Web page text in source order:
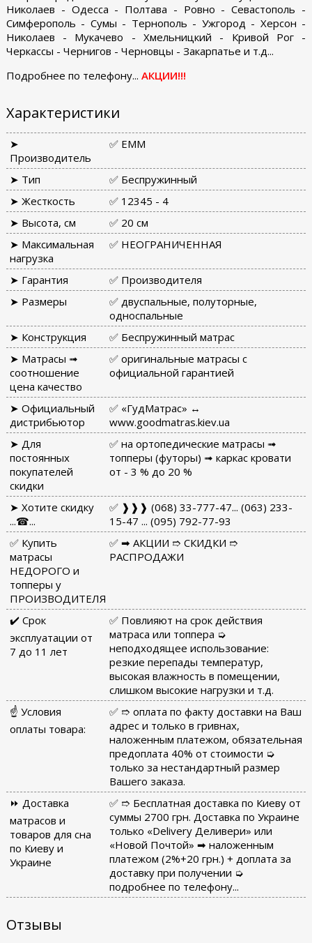
Николаев - Одесса - Полтава - Ровно - Севастополь -
Симферополь - Сумы - Тернополь - Ужгород - Херсон -
Николаев - Мукачево - Хмельницкий - Кривой Рог -
Черкассы - Чернигов - Черновцы - Закарпатье и т.д...
Подробнее по телефону... АКЦИИ!!!
Характеристики
➤
Производитель
✅ ЕММ
➤ Тип
✅ Беспружинный
➤ Жесткость
✅ 12345 - 4
➤ Высота, см
✅ 20 см
➤ Максимальная
нагрузка
✅ НЕОГРАНИЧЕННАЯ
➤ Гарантия
✅ Производителя
➤ Размеры
✅ двуспальные, полуторные,
односпальные
➤ Конструкция
✅ Беспружинный матрас
➤ Матрасы ➟
соотношение
цена качество
✅ оригинальные матрасы с
официальной гарантией
➤ Официальный
дистрибьютор
✅ «ГудМатрас» ↔
www.goodmatras.kiev.ua
➤ Для
постоянных
покупателей
скидки
✅ на ортопедические матрасы ➟
топперы (футоры) ➟ каркас кровати
от - 3 % до 20 %
➤ Хотите скидку
...☎...
✅ ❱❱❱ (068) 33-777-47... (063) 233-
15-47 ... (095) 792-77-93
✅ Купить
матрасы
НЕДОРОГО и
топперы у
ПРОИЗВОДИТЕЛЯ
✅ ➡ АКЦИИ ➱ СКИДКИ ➱
РАСПРОДАЖИ
✔️ Срок
эксплуатации от
7 до 11 лет
✅ Повлияют на срок действия
матраса или топпера ➭
неподходящее использование:
резкие перепады температур,
высокая влажность в помещении,
слишком высокие нагрузки и т.д.
☝ Условия
оплаты товара:
✅ ➱ оплата по факту доставки на Ваш
адрес и только в гривнах,
наложенным платежом, обязательная
предоплата 40% от стоимости ➭
только за нестандартный размер
Вашего заказа.
⏩ Доставка
матрасов и
товаров для сна
по Киеву и
Украине
✅ ➱ Бесплатная доставка по Киеву от
суммы 2700 грн. Доставка по Украине
только «Delivery Деливери» или
«Новой Почтой» ➡ наложенным
платежом (2%+20 грн.) + доплата за
доставку при получении ➭
подробнее по телефону...
Отзывы